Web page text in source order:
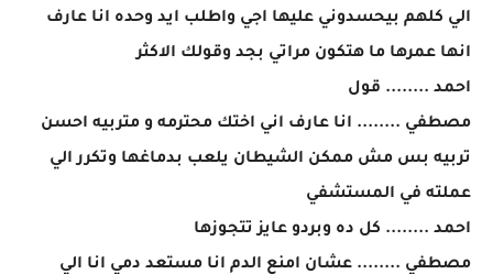
الي كلهم بيحسدوني عليها اجي واطلب ايد وحده انا عارف
انها عمرها ما هتكون مراتي بجد وقولك الاكثر
احمد ........ قول
مصطفي ........ انا عارف اني اختك محترمه و متربيه احسن
تربيه بس مش ممكن الشيطان يلعب بدماغها وتكرر الي
عملته في المستشفي
احمد ........ كل ده وبردو عايز تتجوزها
مصطفي ........ عشان امنع الدم انا مستعد دمي انا الي